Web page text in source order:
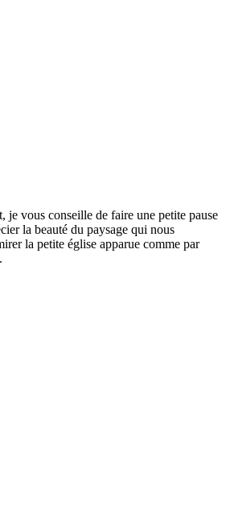
je vous conseille de faire une petite pause
la beauté du paysage qui nous
la petite église apparue comme par